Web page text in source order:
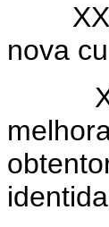
nova
XXIX